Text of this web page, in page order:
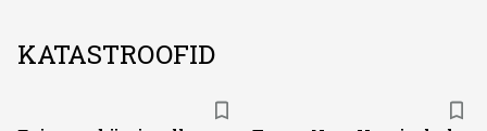
KATASTROOFID